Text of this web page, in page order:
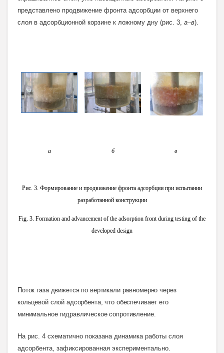
представлено продвижение фронта адсорбции от верхнего
слоя в адсорбционной корзине к ложному дну (рис. 3, а–в).
а б в
Рис. 3. Формирование и продвижение фронта адсорбции при испытании
разработанной конструкции
Fig. 3. Formation and advancement of the adsorption front during testing of the
developed design
Поток газа движется по вертикали равномерно через
кольцевой слой адсорбента, что обеспечивает его
минимальное гидравлическое сопротивление.
На рис. 4 схематично показана динамика работы слоя
адсорбента, зафиксированная экспериментально.